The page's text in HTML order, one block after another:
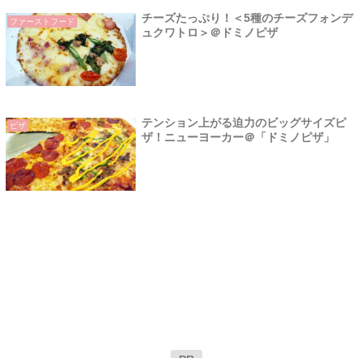
ファーストフード
チーズたっぷり！＜5種のチーズフォンデ
ュクワトロ＞＠ドミノピザ
ピザ
テンション上がる迫力のビッグサイズピ
ザ！ニューヨーカー＠「ドミノピザ」